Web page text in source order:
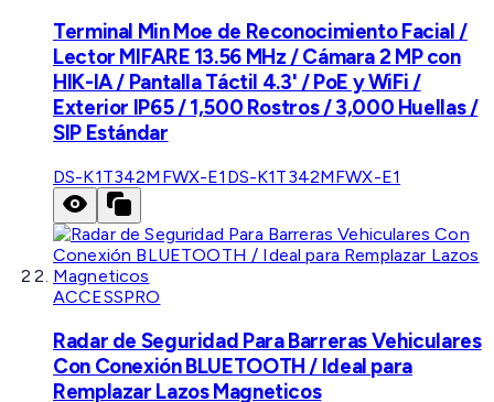
Terminal Min Moe de Reconocimiento Facial /
Lector MIFARE 13.56 MHz / Cámara 2 MP con
HIK-IA / Pantalla Táctil 4.3' / PoE y WiFi /
Exterior IP65 / 1,500 Rostros / 3,000 Huellas /
SIP Estándar
DS-K1T342MFWX-E1 DS-K1T342MFWX-E1
ACCESSPRO
Radar de Seguridad Para Barreras Vehiculares
Con Conexión BLUETOOTH / Ideal para
Remplazar Lazos Magneticos